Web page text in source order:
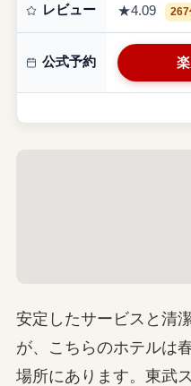
レビュー ★4.09 267
公式予約
安定したサービスと清
が、こちらのホテルは
場所にあります。東武